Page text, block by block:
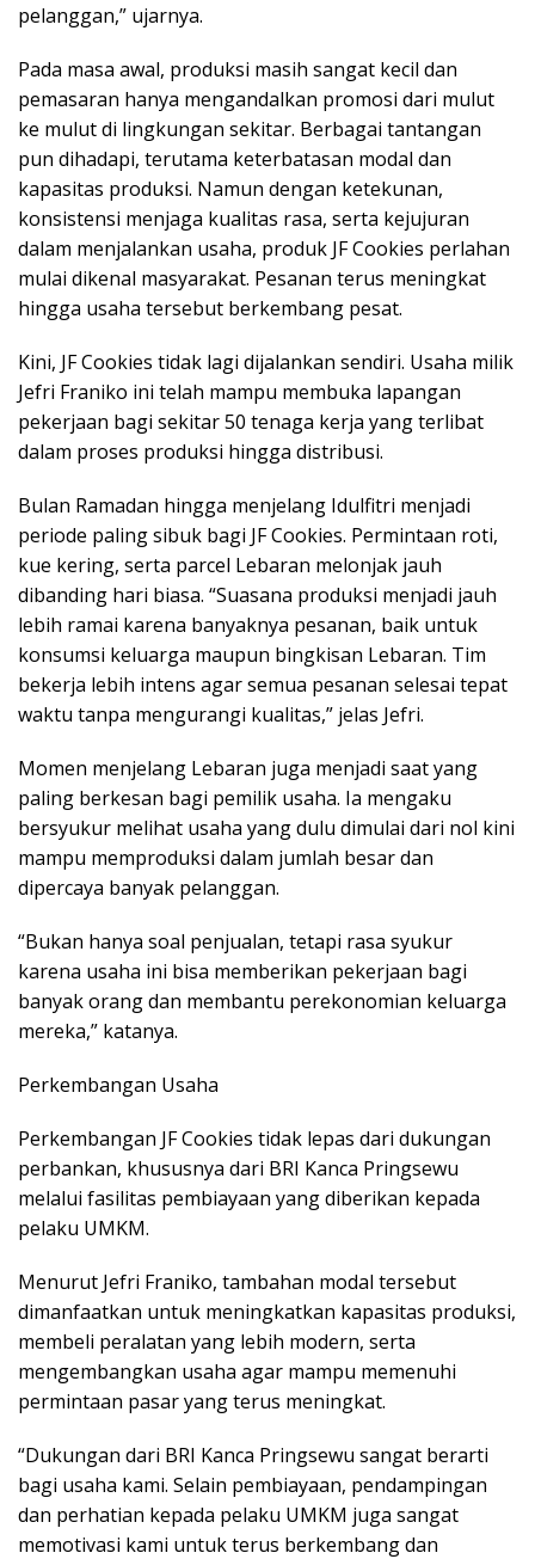
pelanggan,” ujarnya.
Pada masa awal, produksi masih sangat kecil dan
pemasaran hanya mengandalkan promosi dari mulut
ke mulut di lingkungan sekitar. Berbagai tantangan
pun dihadapi, terutama keterbatasan modal dan
kapasitas produksi. Namun dengan ketekunan,
konsistensi menjaga kualitas rasa, serta kejujuran
dalam menjalankan usaha, produk JF Cookies perlahan
mulai dikenal masyarakat. Pesanan terus meningkat
hingga usaha tersebut berkembang pesat.
Kini, JF Cookies tidak lagi dijalankan sendiri. Usaha milik
Jefri Franiko ini telah mampu membuka lapangan
pekerjaan bagi sekitar 50 tenaga kerja yang terlibat
dalam proses produksi hingga distribusi.
Bulan Ramadan hingga menjelang Idulfitri menjadi
periode paling sibuk bagi JF Cookies. Permintaan roti,
kue kering, serta parcel Lebaran melonjak jauh
dibanding hari biasa. “Suasana produksi menjadi jauh
lebih ramai karena banyaknya pesanan, baik untuk
konsumsi keluarga maupun bingkisan Lebaran. Tim
bekerja lebih intens agar semua pesanan selesai tepat
waktu tanpa mengurangi kualitas,” jelas Jefri.
Momen menjelang Lebaran juga menjadi saat yang
paling berkesan bagi pemilik usaha. Ia mengaku
bersyukur melihat usaha yang dulu dimulai dari nol kini
mampu memproduksi dalam jumlah besar dan
dipercaya banyak pelanggan.
“Bukan hanya soal penjualan, tetapi rasa syukur
karena usaha ini bisa memberikan pekerjaan bagi
banyak orang dan membantu perekonomian keluarga
mereka,” katanya.
Perkembangan Usaha
Perkembangan JF Cookies tidak lepas dari dukungan
perbankan, khususnya dari BRI Kanca Pringsewu
melalui fasilitas pembiayaan yang diberikan kepada
pelaku UMKM.
Menurut Jefri Franiko, tambahan modal tersebut
dimanfaatkan untuk meningkatkan kapasitas produksi,
membeli peralatan yang lebih modern, serta
mengembangkan usaha agar mampu memenuhi
permintaan pasar yang terus meningkat.
“Dukungan dari BRI Kanca Pringsewu sangat berarti
bagi usaha kami. Selain pembiayaan, pendampingan
dan perhatian kepada pelaku UMKM juga sangat
memotivasi kami untuk terus berkembang dan